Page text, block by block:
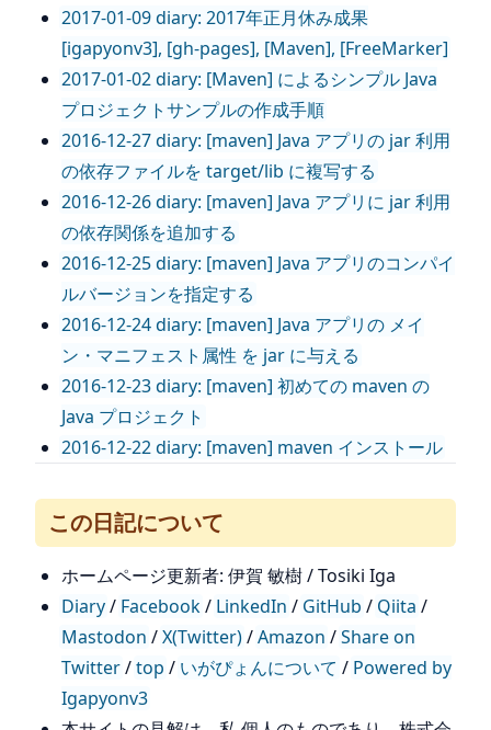
2017-01-09 diary: 2017年正月休み成果
[igapyonv3], [gh-pages], [Maven], [FreeMarker]
2017-01-02 diary: [Maven] によるシンプル Java
プロジェクトサンプルの作成手順
2016-12-27 diary: [maven] Java アプリの jar 利用
の依存ファイルを target/lib に複写する
2016-12-26 diary: [maven] Java アプリに jar 利用
の依存関係を追加する
2016-12-25 diary: [maven] Java アプリのコンパイ
ルバージョンを指定する
2016-12-24 diary: [maven] Java アプリの メイ
ン・マニフェスト属性 を jar に与える
2016-12-23 diary: [maven] 初めての maven の
Java プロジェクト
2016-12-22 diary: [maven] maven インストール
この日記について
ホームページ更新者: 伊賀 敏樹 / Tosiki Iga
Diary/ Facebook/ LinkedIn / GitHub / Qiita /
Mastodon /X(Twitter)/Amazon /Share on
Twitter/top / いがぴょんについて / Powered by
Igapyonv3